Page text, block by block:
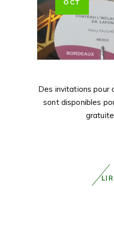
OCT
Des invitations pour
sont disponibles